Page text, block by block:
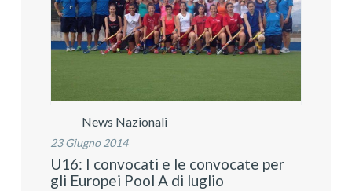
News Nazionali
23 Giugno 2014
U16: I convocati e le convocate per
gli Europei Pool A di luglio